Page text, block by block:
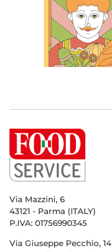
Via Mazzini, 6
43121 - Parma (ITALY)
P.IVA: 01756990345
Via Giuseppe Pecchio, 14